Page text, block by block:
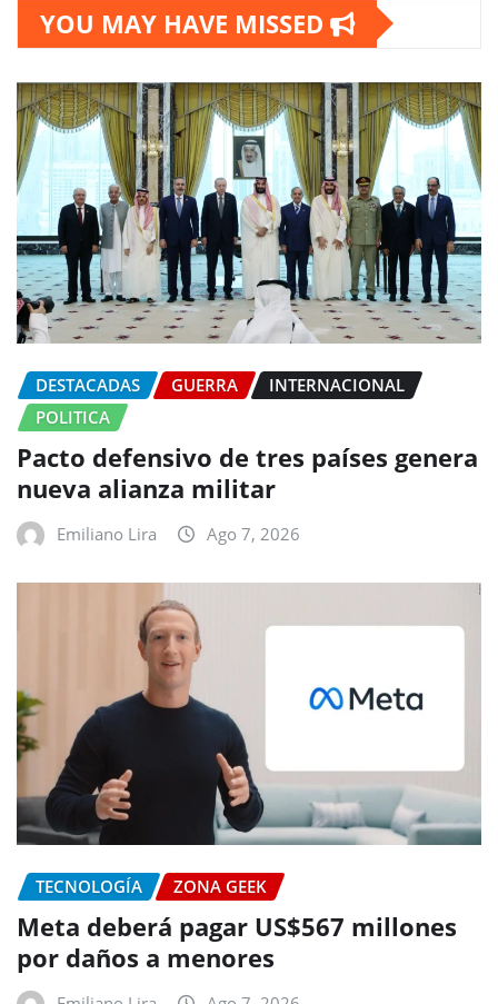
YOU MAY HAVE MISSED
DESTACADAS GUERRA
INTERNACIONAL
POLITICA
Pacto defensivo de tres países genera
nueva alianza militar
Emiliano Lira Ago 7, 2026
TECNOLOGÍA ZONA GEEK
Meta deberá pagar US$567 millones
por daños a menores